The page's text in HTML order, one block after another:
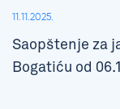
11.11.2025.
Saopštenje za
Bogatiću od